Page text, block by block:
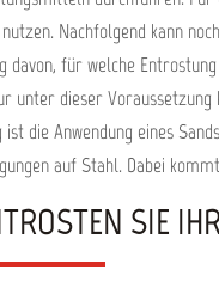
Nachfolgend kann
davon, für welche
unter dieser
ist die Anwendung eines
auf Stahl. Dabei
SIE